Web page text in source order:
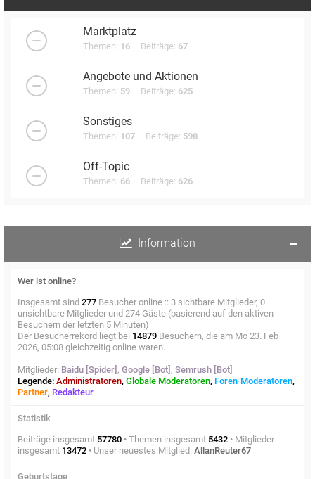
Marktplatz
Themen: 16 Beiträge: 67
Angebote und Aktionen
Themen: 59 Beiträge: 625
Sonstiges
Themen: 107 Beiträge: 598
Off-Topic
Themen: 66 Beiträge: 626
Information
Wer ist online?
Insgesamt sind 277 Besucher online :: 3 sichtbare Mitglieder, 0
unsichtbare Mitglieder und 274 Gäste (basierend auf den aktiven
Besuchern der letzten 5 Minuten)
Der Besucherrekord liegt bei 14879 Besuchern, die am Mo 23. Feb
2026, 05:08 gleichzeitig online waren.
Mitglieder: Baidu [Spider] , Google [Bot] , Semrush [Bot]
Legende: Administratoren, Globale Moderatoren, Foren-Moderatoren,
Partner, Redakteur
Statistik
Beiträge insgesamt 57780 • Themen insgesamt 5432 • Mitglieder
insgesamt 13472 • Unser neuestes Mitglied: AllanReuter67
Geburtstage